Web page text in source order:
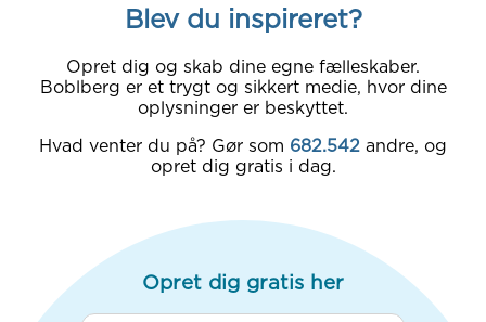
Blev du inspireret?
Opret dig og skab dine egne fælleskaber.
Boblberg er et trygt og sikkert medie, hvor dine
oplysninger er beskyttet.
Hvad venter du på? Gør som 682.542 andre, og
opret dig gratis i dag.
Opret dig gratis her